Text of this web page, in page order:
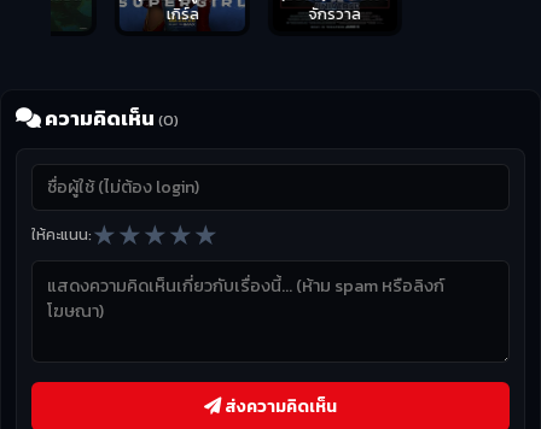
เกิร์ล
จักรวาล
มันเด้งขึ้นมาแดก
ความคิดเห็น (0)
ให้คะแนน:★★★★★
ส่งความคิดเห็น